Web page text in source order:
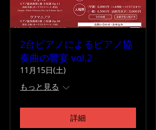
2台ピアノによるピアノ協
奏曲の響宴 vol.2
11月15日(土)
もっと見る
詳細